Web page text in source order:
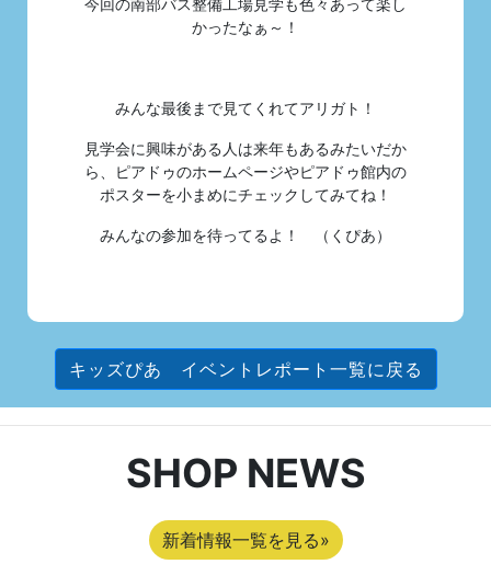
かったなぁ～！
みんな最後まで見てくれてアリガト！
見学会に興味がある人は来年もあるみたいだか
ら、ピアドゥのホームページやピアドゥ館内の
ポスターを小まめにチェックしてみてね！
みんなの参加を待ってるよ！ （くぴあ）
キッズぴあ イベントレポート一覧に戻る
SHOP NEWS
新着情報一覧を見る»